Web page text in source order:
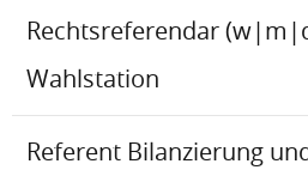
Rechtsreferendar
Wahlstation
Referent Bilanzierung